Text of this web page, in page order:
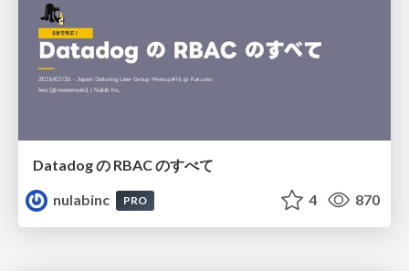
Datadog の RBAC のすべて
nulabinc
PRO 4 870